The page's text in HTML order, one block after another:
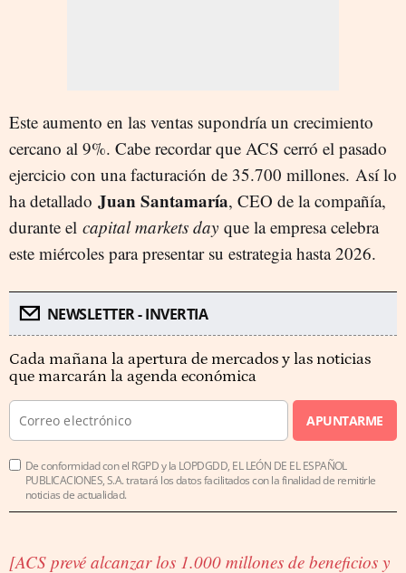
Este aumento en las ventas supondría un crecimiento
cercano al 9%. Cabe recordar que ACS cerró el pasado
ejercicio con una facturación de 35.700 millones. Así lo
ha detallado Juan Santamaría, CEO de la compañía,
durante el capital markets day que la empresa celebra
este miércoles para presentar su estrategia hasta 2026.
NEWSLETTER - INVERTIA
Cada mañana la apertura de mercados y las noticias
que marcarán la agenda económica
APUNTARME
De conformidad con el RGPD y la LOPDGDD, EL LEÓN DE EL ESPAÑOL
PUBLICACIONES, S.A. tratará los datos facilitados con la finalidad de remitirle
noticias de actualidad.
[ACS prevé alcanzar los 1.000 millones de beneficios y